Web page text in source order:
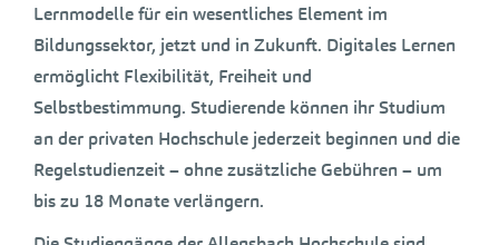
Lernmodelle für ein wesentliches Element im
Bildungssektor, jetzt und in Zukunft. Digitales Lernen
ermöglicht Flexibilität, Freiheit und
Selbstbestimmung. Studierende können ihr Studium
an der privaten Hochschule jederzeit beginnen und die
Regelstudienzeit – ohne zusätzliche Gebühren – um
bis zu 18 Monate verlängern.